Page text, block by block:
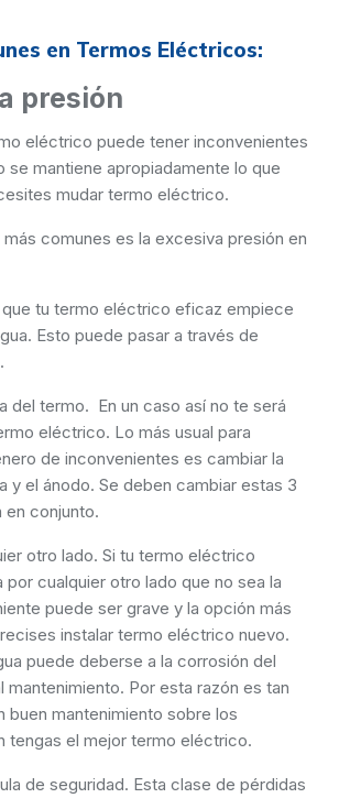
en Termos Eléctricos:
presión
eléctrico puede tener inconvenientes
se mantiene apropiadamente lo que
mudar termo eléctrico.
más comunes es la excesiva presión en
tu termo eléctrico eficaz empiece
Esto puede pasar a través de
del termo. En un caso así no te será
eléctrico. Lo más usual para
de inconvenientes es cambiar la
y el ánodo. Se deben cambiar estas 3
en conjunto.
otro lado. Si tu termo eléctrico
cualquier otro lado que no sea la
puede ser grave y la opción más
instalar termo eléctrico nuevo.
puede deberse a la corrosión del
mantenimiento. Por esta razón es tan
buen mantenimiento sobre los
tengas el mejor termo eléctrico.
de seguridad. Esta clase de pérdidas